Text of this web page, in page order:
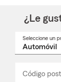
¿Le
Seleccione un
Código
_____